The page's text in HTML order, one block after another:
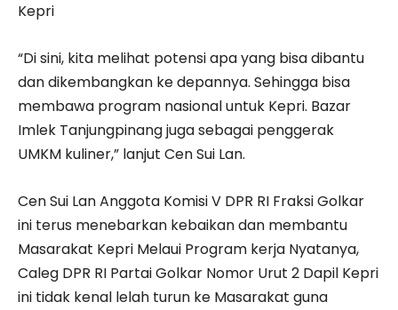
Kepri
“Di sini, kita melihat potensi apa yang bisa dibantu
dan dikembangkan ke depannya. Sehingga bisa
membawa program nasional untuk Kepri. Bazar
Imlek Tanjungpinang juga sebagai penggerak
UMKM kuliner,” lanjut Cen Sui Lan.
Cen Sui Lan Anggota Komisi V DPR RI Fraksi Golkar
ini terus menebarkan kebaikan dan membantu
Masarakat Kepri Melaui Program kerja Nyatanya,
Caleg DPR RI Partai Golkar Nomor Urut 2 Dapil Kepri
ini tidak kenal lelah turun ke Masarakat guna